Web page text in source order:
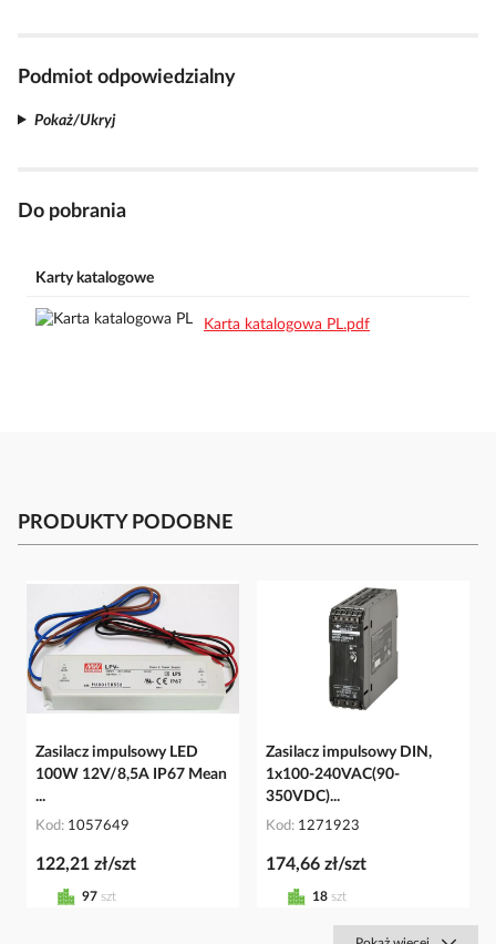
Podmiot odpowiedzialny
Pokaż/Ukryj
Do pobrania
Karty katalogowe
Karta katalogowa PL.pdf
PRODUKTY PODOBNE
Zasilacz impulsowy LED
100W 12V/8,5A IP67 Mean
...
Kod 1057649
122,21 zł/szt
97 szt
Zasilacz impulsowy DIN,
1x100-240VAC(90-
350VDC)...
Kod 1271923
174,66 zł/szt
18 szt